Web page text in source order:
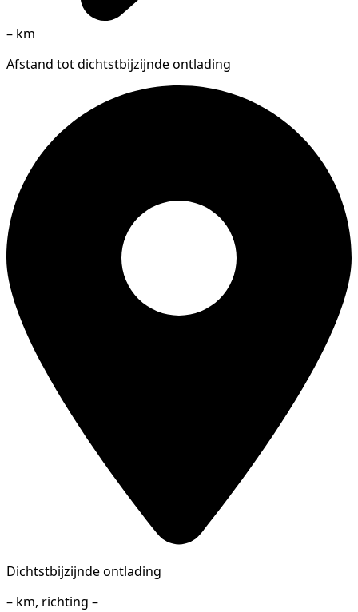
– km
Afstand tot dichtstbijzijnde ontlading
Dichtstbijzijnde ontlading
– km, richting –